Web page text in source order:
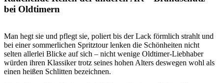
bei Oldtimern
Man hegt sie und pflegt sie, poliert bis der Lack förmlich strahlt und
bei einer sommerlichen Spritztour lenken die Schönheiten nicht
selten allerlei Blicke auf sich – nicht wenige Oldtimer-Liebhaber
würden ihren Klassiker trotz seines hohen Alters deswegen wohl als
einen heißen Schlitten bezeichnen.